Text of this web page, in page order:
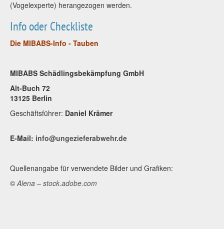
(Vogelexperte) herangezogen werden.
Info oder Checkliste
Die MIBABS-Info - Tauben
MIBABS Schädlingsbekämpfung GmbH
Alt-Buch 72
13125 Berlin
Geschäftsführer: Daniel Krämer
E-Mail: info@ungezieferabwehr.de
Quellenangabe für verwendete Bilder und Grafiken:
©Alena – stock.adobe.com